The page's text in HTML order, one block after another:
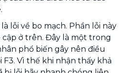
lỗi về bo mạch. Phần lỗi này
ở trên. Đây là một trong
phổ biến gây nên điều
F3. Vì thế khi nhận thấy khả